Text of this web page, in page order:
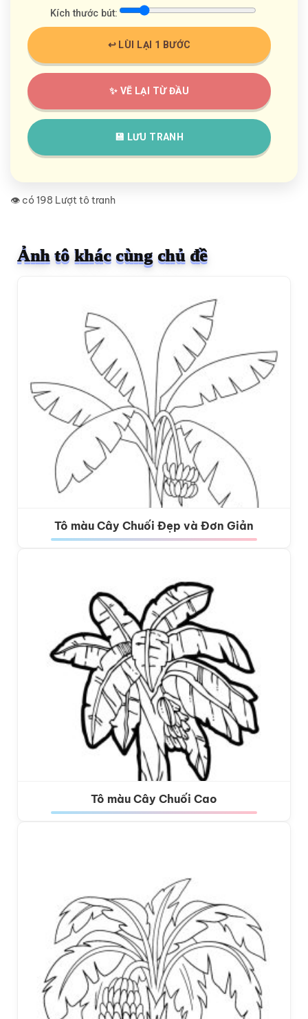
Kích thước bút:
↩️ LÙI LẠI 1 BƯỚC
✨ VẼ LẠI TỪ ĐẦU
💾 LƯU TRANH
👁️ có 198 Lượt tô tranh
Ảnh tô khác cùng chủ đề
Tô màu Cây Chuối Đẹp và Đơn Giản
Tô màu Cây Chuối Cao